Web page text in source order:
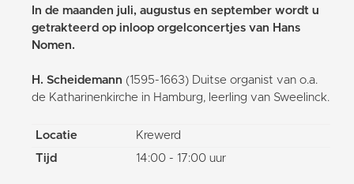
In de maanden juli, augustus en september wordt u
getrakteerd op inloop orgelconcertjes van Hans
Nomen.
H. Scheidemann (1595-1663) Duitse organist van o.a.
de Katharinenkirche in Hamburg, leerling van Sweelinck.
Locatie
Krewerd
Tijd
14:00 - 17:00 uur